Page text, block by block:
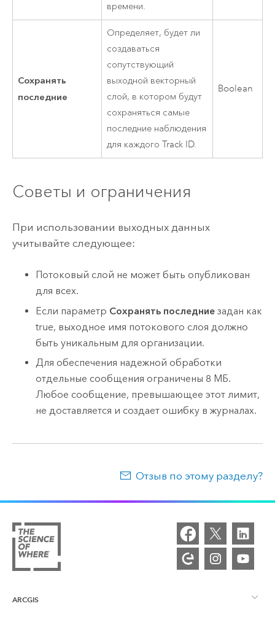
времени.
Сохранять
последние
Определяет, будет ли
создаваться
сопутствующий
выходной векторный
слой, в котором будут
сохраняться самые
последние наблюдения
для каждого Track ID.
Boolean
Советы и ограничения
При использовании выходных данных
учитывайте следующее:
Потоковый слой не может быть опубликован
для всех.
Если параметр Сохранять последние задан как
true, выходное имя потокового слоя должно
быть уникальным для организации.
Для обеспечения надежной обработки
отдельные сообщения ограничены 8 МБ.
Любое сообщение, превышающее этот лимит,
не доставляется и создает ошибку в журналах.
Отзыв по этому разделу?
ARCGIS